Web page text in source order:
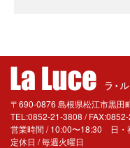
〒690-0876 島根県松江市黒田
TEL:0852-21-3808 /
営業時間 / 10:00〜18:30 日・
定休日 / 毎週火曜日